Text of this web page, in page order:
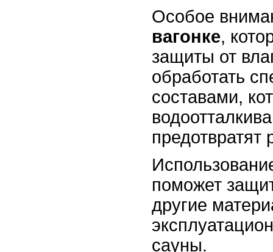
Особое
вагонке,
защиты от
обработать
составами,
предотвратят
поможет
другие
сауны.